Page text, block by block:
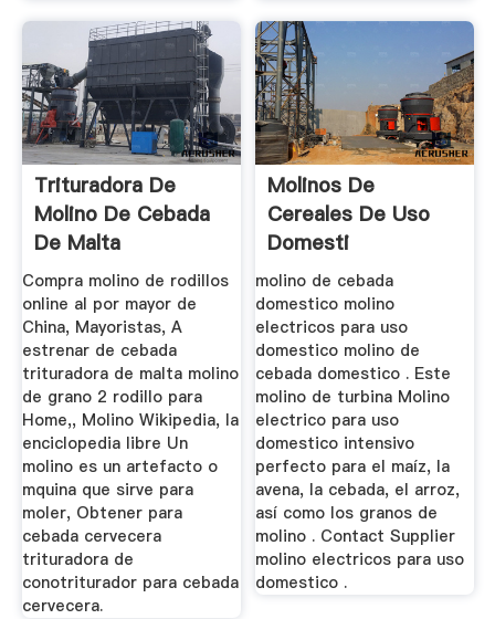
Trituradora De
Molino De Cebada
De Malta
Compra molino de rodillos
online al por mayor de
China, Mayoristas, A
estrenar de cebada
trituradora de malta molino
de grano 2 rodillo para
Home,, Molino Wikipedia, la
enciclopedia libre Un
molino es un artefacto o
mquina que sirve para
moler, Obtener para
cebada cervecera
trituradora de
conotriturador para cebada
cervecera.
Molinos De
Cereales De Uso
Domesti
molino de cebada
domestico molino
electricos para uso
domestico molino de
cebada domestico . Este
molino de turbina Molino
electrico para uso
domestico intensivo
perfecto para el maíz, la
avena, la cebada, el arroz,
así como los granos de
molino . Contact Supplier
molino electricos para uso
domestico .